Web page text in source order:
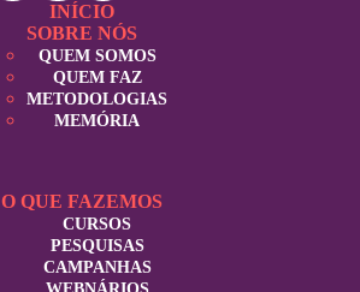
INÍCIO
SOBRE NÓS
QUEM SOMOS
QUEM FAZ
METODOLOGIAS
MEMÓRIA
O QUE FAZEMOS
CURSOS
PESQUISAS
CAMPANHAS